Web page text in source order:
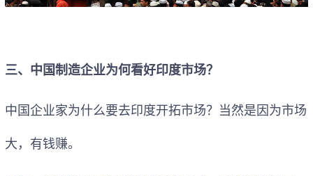
三、中国制造企业为何看好印度市场？
中国企业家为什么要去印度开拓市场？当然是因为市场
大，有钱赚。